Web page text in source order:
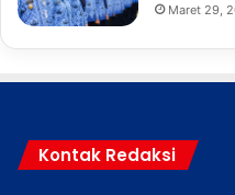
Maret 29,
Kontak Redaksi